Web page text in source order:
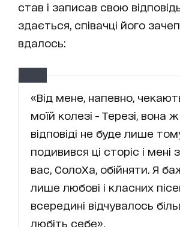
став і записав свою
здається, співачці його
вдалось:
«Від мене, напевно, чекають
моїй колезі - Терезі, вона
відповіді не буде лише
подивився ці сторіс і мені
вас, СолоХа, обійняти. Я
лише любові і класних
всередині відчувалось
любіть себе».